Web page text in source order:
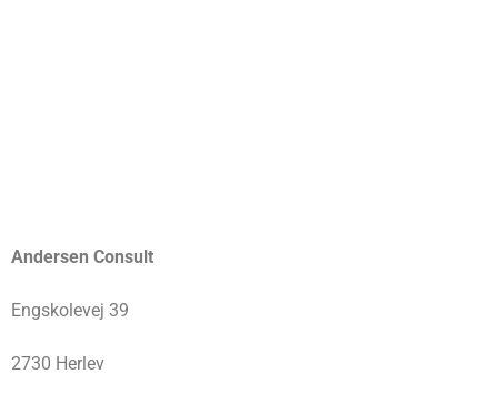
Andersen Consult
Engskolevej 39
2730 Herlev